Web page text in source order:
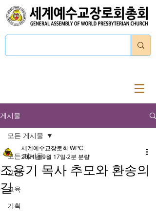
게시물
모든 게시물
교단
교육
기획
모든 게시물
조용기 목사 추모와 환송의
길
세계예수교장로회 WPC
2021년 9월 17일 2분 분량